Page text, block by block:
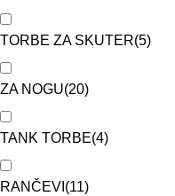
TORBE ZA SKUTER(5)
ZA NOGU(20)
TANK TORBE(4)
RANČEVI (11)